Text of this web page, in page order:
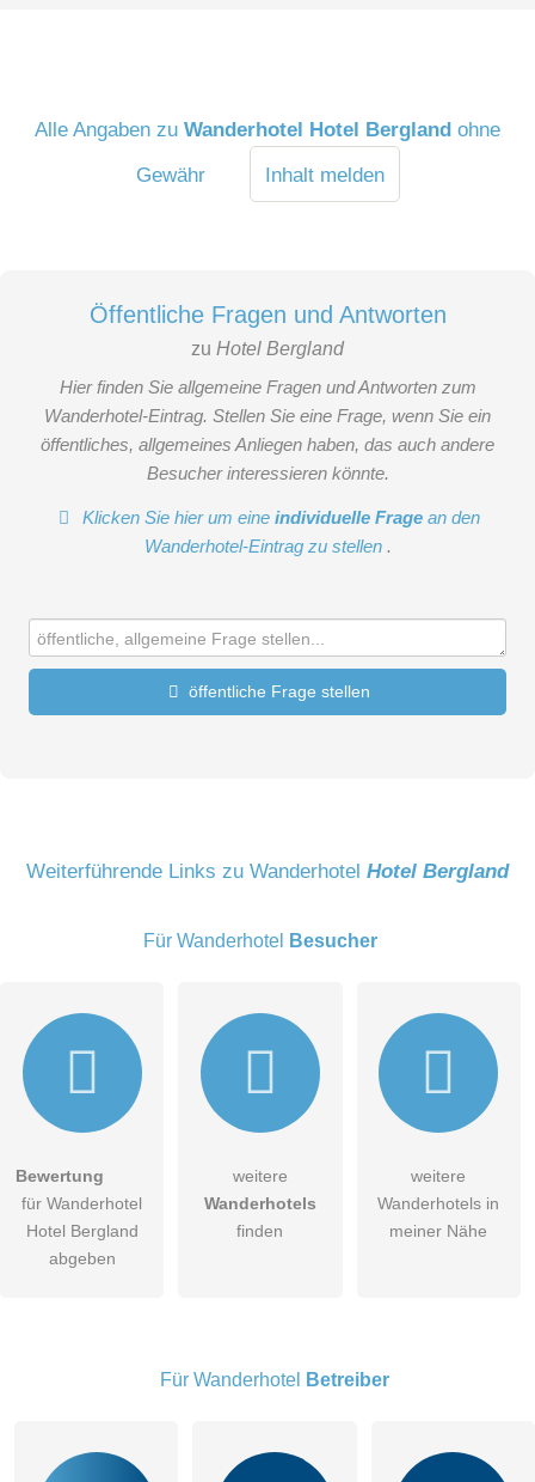
Alle Angaben zuWanderhotel Hotel Bergland ohne
Gewähr
Inhalt melden
Öffentliche Fragen und Antworten
zu Hotel Bergland
Hier finden Sie allgemeine Fragen und Antworten zum
Wanderhotel-Eintrag. Stellen Sie eine Frage, wenn Sie ein
öffentliches, allgemeines Anliegen haben, das auch andere
Besucher interessieren könnte.
Klicken Sie hier um eineindividuelle Frage an den
Wanderhotel-Eintrag zu stellen .
öffentliche Frage stellen
E-Mail-Adresse (wird nicht veröffentlicht)
Hiermit akzeptiere ich dieAGB
DieDatenschutzerklärung habe ich zur Kenntnis genommen.
Besucher sichtbar.
Weiterführende Links zu Wanderhotel Hotel Bergland
Für Wanderhotel Besucher
Bewertung
für Wanderhotel
Hotel Bergland
abgeben
weitere
Wanderhotels
finden
weitere
Wanderhotels in
meiner Nähe
Für Wanderhotel Betreiber